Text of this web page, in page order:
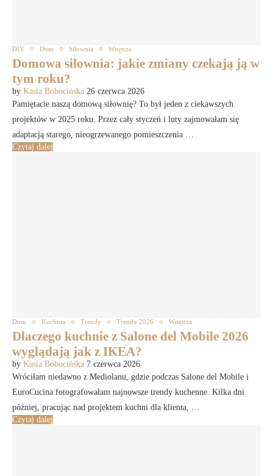
DIY Dom Siłownia Wnętrza
Domowa siłownia: jakie zmiany czekają ją w
tym roku?
by Kasia Bobocińska 26 czerwca 2026
Pamiętacie naszą domową siłownię? To był jeden z ciekawszych
projektów w 2025 roku. Przez cały styczeń i luty zajmowałam się
adaptacją starego, nieogrzewanego pomieszczenia …
Czytaj dalej
Dom Kuchnia Trendy Trendy 2026 Wnętrza
Dlaczego kuchnie z Salone del Mobile 2026
wyglądają jak z IKEA?
by Kasia Bobocińska 7 czerwca 2026
Wróciłam niedawno z Mediolanu, gdzie podczas Salone del Mobile i
EuroCucina fotografowałam najnowsze trendy kuchenne. Kilka dni
później, pracując nad projektem kuchni dla klienta, …
Czytaj dalej